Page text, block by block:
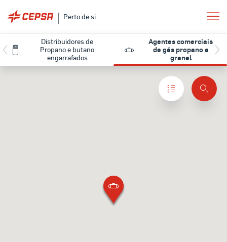
Perto de si
Distribuidores de
Propano e butano
engarrafados
Agentes comerciais
de gás propano a
granel